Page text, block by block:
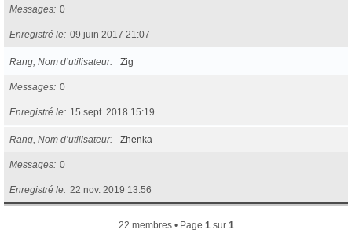
Messages 0
Enregistré le 09 juin 2017 21:07
Rang, Nom d’utilisateur Zig
Messages 0
Enregistré le 15 sept. 2018 15:19
Rang, Nom d’utilisateur Zhenka
Messages 0
Enregistré le 22 nov. 2019 13:56
22 membres • Page 1 sur 1